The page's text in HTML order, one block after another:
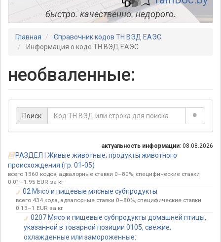
быстро. качественно. недорого.
Главная
Справочник кодов ТН ВЭД ЕАЭС
Информация о коде ТН ВЭД ЕАЭС
необваленные:
Поиск
актуальность информации: 08.08.2026
РАЗДЕЛ I Живые животные; продукты животного
происхождения (гр. 01-05)
всего 1360 кодов, адвалорные ставки 0–80%, специфические ставки
0.01–1.95 EUR за кг
02 Мясо и пищевые мясные субпродукты
всего 434 кода, адвалорные ставки 0–80%, специфические ставки
0.13–1 EUR за кг
0207 Мясо и пищевые субпродукты домашней птицы,
указанной в товарной позиции 0105, свежие,
охлажденные или замороженные: